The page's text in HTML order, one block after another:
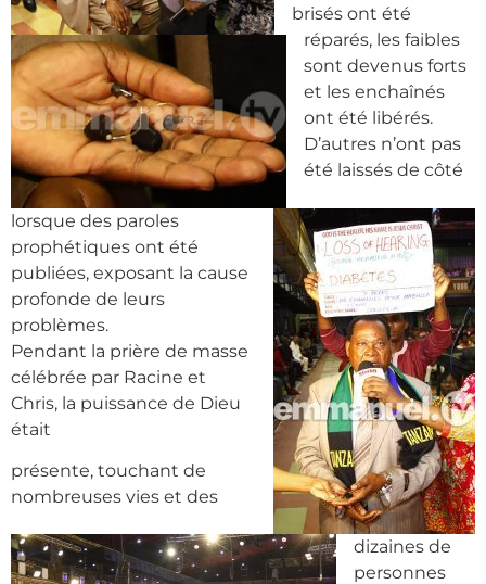
brisés ont été
réparés, les faibles
sont devenus forts
et les enchaînés
ont été libérés.
D’autres n’ont pas
été laissés de côté
lorsque des paroles
prophétiques ont été
publiées, exposant la cause
profonde de leurs
problèmes.
Pendant la prière de masse
célébrée par Racine et
Chris, la puissance de Dieu
était
présente, touchant de
nombreuses vies et des
dizaines de
personnes